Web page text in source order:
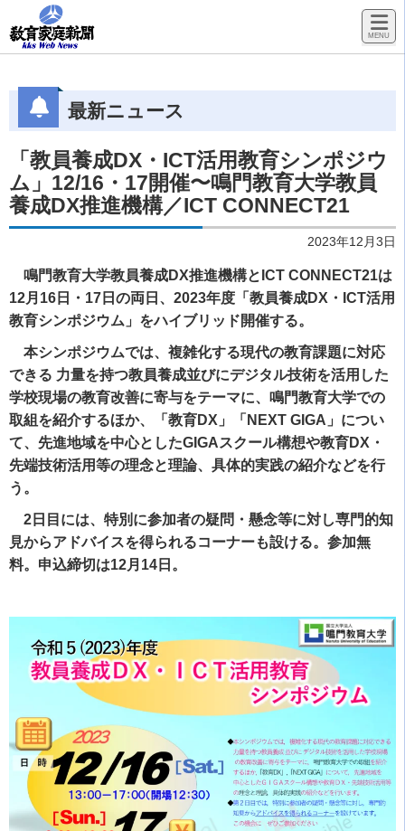
最新ニュース
「教員養成DX・ICT活用教育シンポジウ
ム」12/16・17開催〜鳴門教育大学教員
養成DX推進機構／ICT CONNECT21
2023年12月3日
鳴門教育大学教員養成DX推進機構とICT CONNECT21は
12月16日・17日の両日、2023年度「教員養成DX・ICT活用
教育シンポジウム」をハイブリッド開催する。
本シンポジウムでは、複雑化する現代の教育課題に対応
できる 力量を持つ教員養成並びにデジタル技術を活用した
学校現場の教育改善に寄与をテーマに、鳴門教育大学での
取組を紹介するほか、「教育DX」「NEXT GIGA」につい
て、先進地域を中心としたGIGAスクール構想や教育DX・
先端技術活用等の理念と理論、具体的実践の紹介などを行
う。
2日目には、特別に参加者の疑問・懸念等に対し専門的知
見からアドバイスを得られるコーナーも設ける。参加無
料。申込締切は12月14日。